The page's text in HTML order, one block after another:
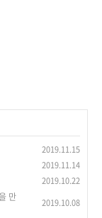
2019.11.15
2019.11.14
2019.10.22
만
2019.10.08